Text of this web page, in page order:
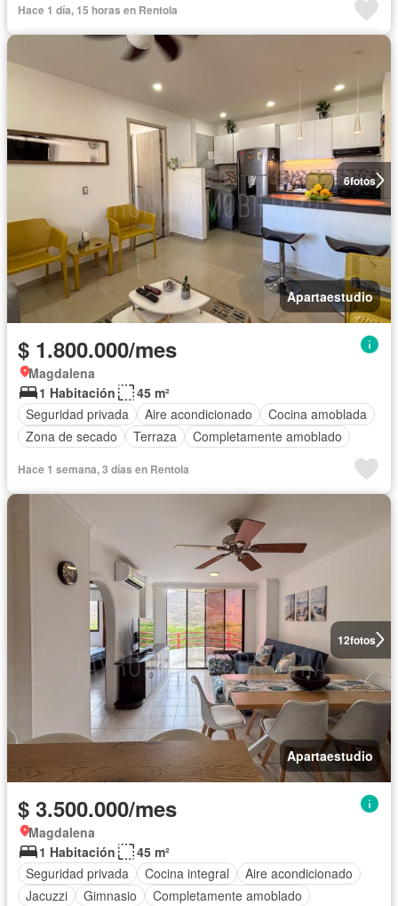
Completamente amoblado
Hace 1 día, 15 horas en Rentola
6fotos
Apartaestudio
$ 1.800.000/mes
Magdalena
1 Habitación
45 m²
Seguridad privada
Aire acondicionado
Cocina amoblada
Zona de secado
Terraza Completamente amoblado
Hace 1 semana, 3 días en Rentola
12fotos
Apartaestudio
$ 3.500.000/mes
Magdalena
1 Habitación
45 m²
Seguridad privada
Cocina integral
Aire acondicionado
Jacuzzi
Gimnasio Completamente amoblado